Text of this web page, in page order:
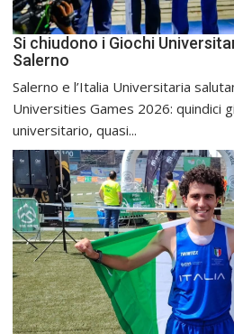
Si chiudono i Giochi
Salerno
Salerno e l’Italia Universitaria
Universities Games 2026: quindici
universitario, quasi...